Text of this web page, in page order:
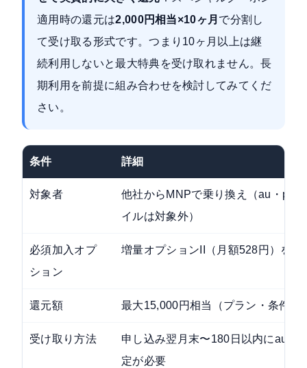
適用時の還元は2,000円相当×10ヶ月 で分割し
て受け取る形式です。つまり10ヶ月以上は継
続利用しないと最大特典を受け取れません。長
期利用を前提に組み合わせを検討してみてくだ
さい。
条件 詳細
対象者
他社からMNPで乗り換え（au・
イルは対象外）
必須加入オプ
ション
増量オプションII（月額528円）を初
還元額 最大15,000円相当（プラン・条件に
受け取り方法
申し込み翌月末〜180日以内にau
定が必要